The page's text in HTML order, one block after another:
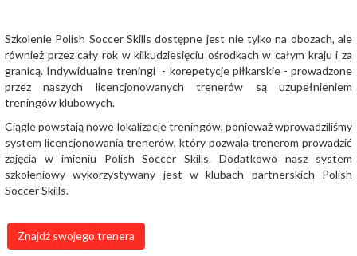
Szkolenie Polish Soccer Skills dostępne jest nie tylko na obozach, ale
również przez cały rok w kilkudziesięciu ośrodkach w całym kraju i za
granicą. Indywidualne treningi - korepetycje piłkarskie - prowadzone
przez naszych licencjonowanych trenerów są uzupełnieniem
treningów klubowych.
Ciągle powstają nowe lokalizacje treningów, ponieważ wprowadziliśmy
system licencjonowania trenerów, który pozwala trenerom prowadzić
zajęcia w imieniu Polish Soccer Skills. Dodatkowo nasz system
szkoleniowy wykorzystywany jest w klubach partnerskich Polish
Soccer Skills.
Znajdź swojego trenera